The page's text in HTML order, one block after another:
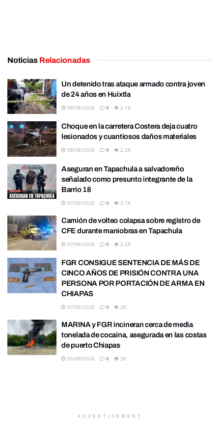
Noticias Relacionadas
Un detenido tras ataque armado contra joven
de 24 años en Huixtla
08/08/2026 0 2.1K
Choque en la carretera Costera deja cuatro
lesionados y cuantiosos daños materiales
08/08/2026 0 2.3K
Aseguran en Tapachula a salvadoreño
señalado como presunto integrante de la
Barrio 18
07/08/2026 0 3.7K
Camión de volteo colapsa sobre registro de
CFE durante maniobras en Tapachula
07/08/2026 0 2.2K
FGR CONSIGUE SENTENCIA DE MÁS DE
CINCO AÑOS DE PRISIÓN CONTRA UNA
PERSONA POR PORTACIÓN DE ARMA EN
CHIAPAS
07/08/2026 0 2K
MARINA y FGR incineran cerca de media
tonelada de cocaína, asegurada en las costas
de puerto Chiapas
06/08/2026 0 2K
ADVERTISEMENT